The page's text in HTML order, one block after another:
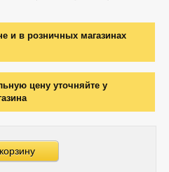
и в розничных магазинах
цену уточняйте у